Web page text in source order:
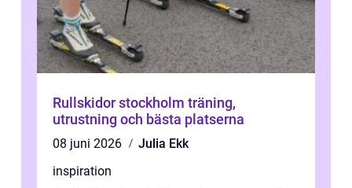
Rullskidor stockholm träning,
utrustning och bästa platserna
08 juni 2026
Julia Ekk
inspiration